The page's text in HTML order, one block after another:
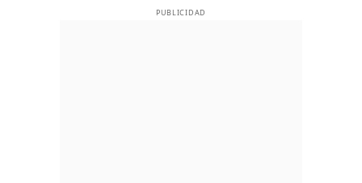
PUBLICIDAD